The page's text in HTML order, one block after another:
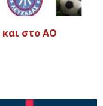
και στο ΑΟ